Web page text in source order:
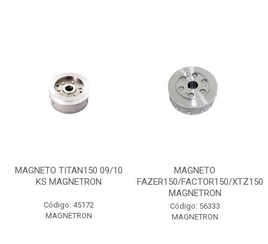
MAGNETO TITAN150 09/10
KS MAGNETRON
Código: 45172
MAGNETRON
MAGNETO
FAZER150/FACTOR150/XTZ150
MAGNETRON
Código: 56333
MAGNETRON